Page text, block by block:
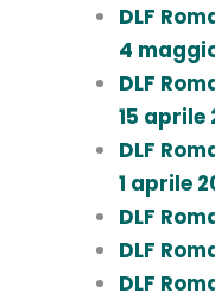
DLF
4
DLF
15 aprile
DLF
1 aprile
DLF
DLF
DLF